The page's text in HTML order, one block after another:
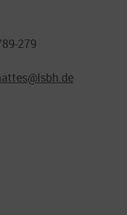
279
lsbh.de